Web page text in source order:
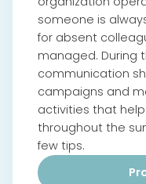
someone is
for absent
managed. During
communication
campaigns and
activities that
throughout the
few tips.